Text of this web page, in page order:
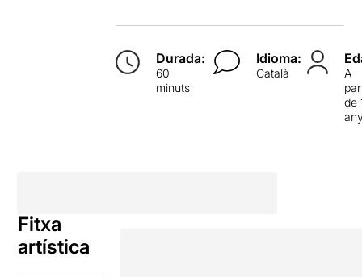
Durada:
60
minuts
Idioma:
Català
A
de
Fitxa
artística